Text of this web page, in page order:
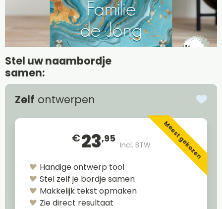
Stel uw naambordje
samen:
Zelf ontwerpen
€23,95
Incl. BTW Meest gekozen
Handige ontwerp tool
Stel zelf je bordje samen
Makkelijk tekst opmaken
Zie direct resultaat